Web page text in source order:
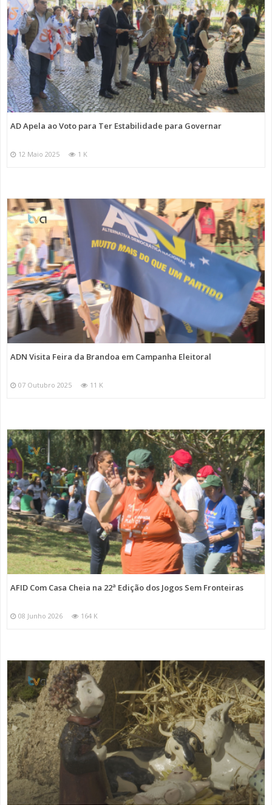
AD Apela ao Voto para Ter Estabilidade para Governar
12 Maio 2025 1 K
ADN Visita Feira da Brandoa em Campanha Eleitoral
07 Outubro 2025 11 K
AFID Com Casa Cheia na 22ª Edição dos Jogos Sem Fronteiras
08 Junho 2026 164 K